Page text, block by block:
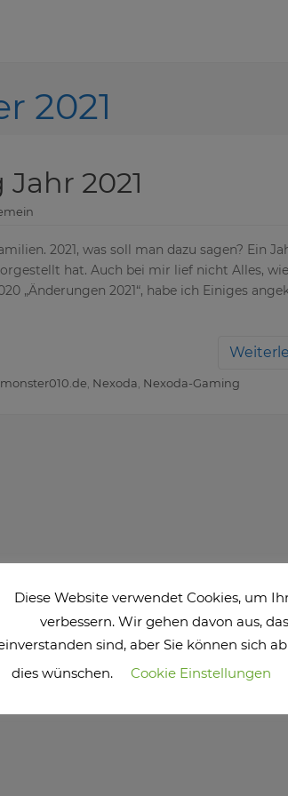
2021
2021
2021, was soll man dazu sagen? Ein
hat. Auch bei mir lief nicht Alles,
„Änderungen 2021“, habe ich Einiges
monster010.de Nexoda Nexoda-Gaming
Diese Website verwendet Cookies, um
verbessern. Wir gehen davon aus,
sind, aber Sie können sich
dies wünschen.
Cookie Einstellungen